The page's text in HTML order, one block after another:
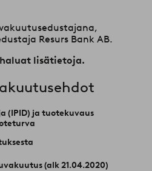
Resurs Bank AB.
lisätietoja.
(IPID) ja tuotekuvaus
(alk 21.04.2020)